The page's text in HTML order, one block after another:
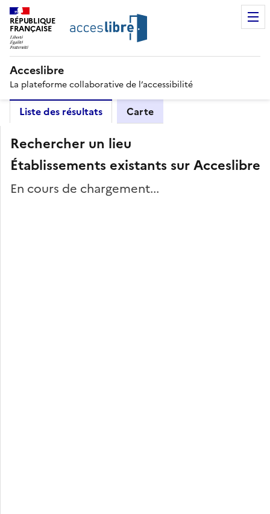
RÉPUBLIQUE
FRANÇAISE
Acceslibre
La plateforme collaborative de l’accessibilité
Liste des résultats Carte
Rechercher un lieu
Établissements existants sur Acceslibre
En cours de chargement...